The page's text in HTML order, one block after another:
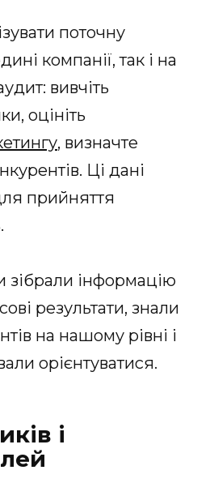
поточну
компанії, так і на
вивчіть
оцініть
, визначте
Ці дані
прийняття
зібрали інформацію
результати, знали
на нашому рівні і
орієнтуватися.
і